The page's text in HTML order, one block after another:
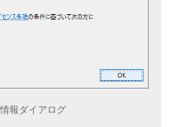
報ダイアログ